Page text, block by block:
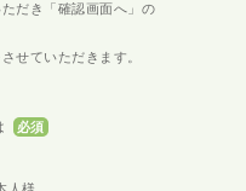
だき
「確認画面へ」の
せていただきます。
必須